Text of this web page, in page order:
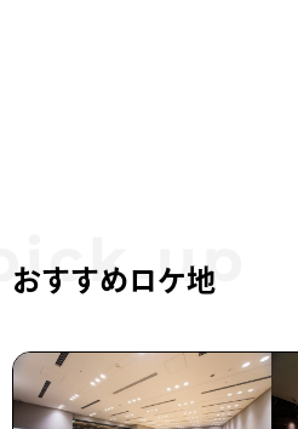
おすすめロケ地